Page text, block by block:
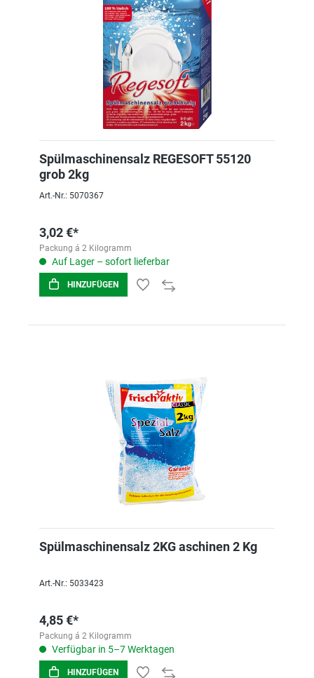
Spülmaschinensalz REGESOFT 55120
grob 2kg
Art.-Nr.: 5070367
3,02 €*
Packung á 2 Kilogramm
Auf Lager – sofort lieferbar
HINZUFÜGEN
Spülmaschinensalz 2KG aschinen 2 Kg
Art.-Nr.: 5033423
4,85 €*
Packung á 2 Kilogramm
Verfügbar in 5–7 Werktagen
HINZUFÜGEN